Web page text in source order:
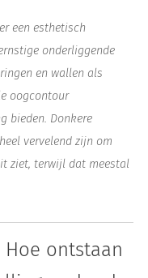
een esthetisch
onderliggende
en wallen als
oogcontour
bieden. Donkere
vervelend zijn om
ziet, terwijl dat meestal
Hoe ontstaan